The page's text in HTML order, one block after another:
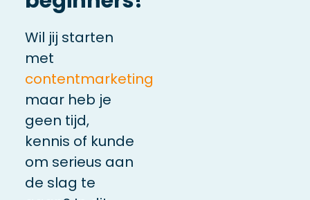
Wil jij starten
met
contentmarketing
maar heb je
geen tijd,
kennis of kunde
om serieus aan
de slag te